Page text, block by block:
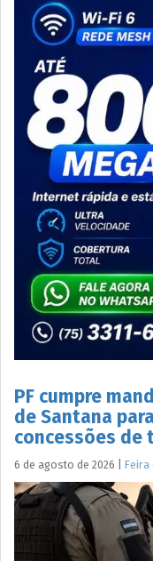
PF cumpre
de Santana
concessões de
6 de agosto de 2026 Feira